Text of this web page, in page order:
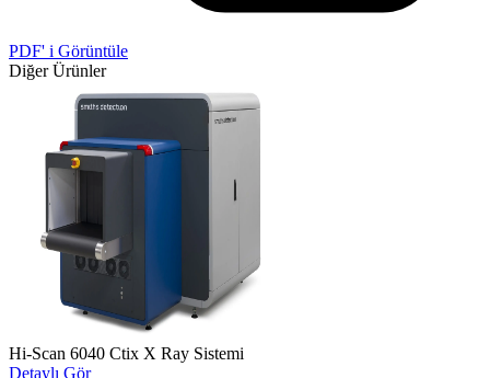
PDF' i Görüntüle
Diğer Ürünler
Hi-Scan 6040 Ctix X Ray Sistemi
Detaylı Gör